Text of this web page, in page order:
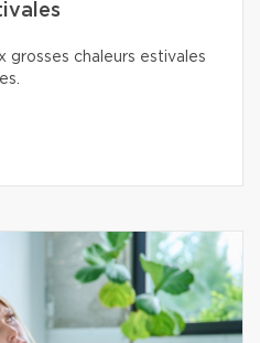
grosses chaleurs estivales